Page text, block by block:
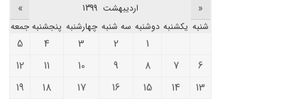
»
ارديبهشت 1399 «
جمعه پنجشنبه چهارشنبه سه شنبه دوشنبه يکشنبه شنبه
5 4 3 2
1
12
11 10 9 8 7
6
19
18 17 16 15 14
13